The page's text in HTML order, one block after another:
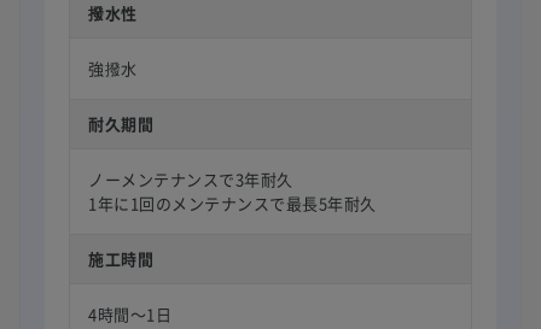
撥水性
強撥水
耐久期間
ノーメンテナンスで3年耐久
1年に1回のメンテナンスで最長5年耐久
施工時間
4時間〜1日